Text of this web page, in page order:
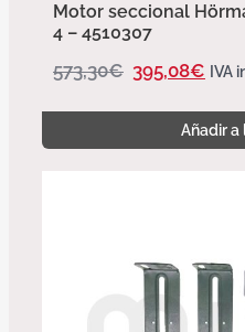
Motor seccional
4 – 4510307
573,30€ 395,08€ IVA
Añadir a